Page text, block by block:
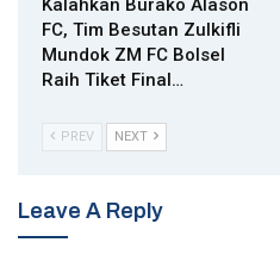
Kalahkan Burako Alason
FC, Tim Besutan Zulkifli
Mundok ZM FC Bolsel
Raih Tiket Final…
PREV NEXT
Leave A Reply